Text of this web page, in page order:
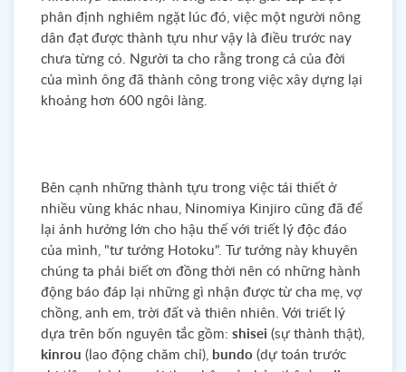
phân định nghiêm ngặt lúc đó, việc một người nông
dân đạt được thành tựu như vậy là điều trước nay
chưa từng có. Người ta cho rằng trong cả của đời
của mình ông đã thành công trong việc xây dựng lại
khoảng hơn 600 ngôi làng.
Bên cạnh những thành tựu trong việc tái thiết ở
nhiều vùng khác nhau, Ninomiya Kinjiro cũng đã để
lại ảnh hưởng lớn cho hậu thế với triết lý độc đáo
của mình, "tư tưởng Hotoku". Tư tưởng này khuyên
chúng ta phải biết ơn đồng thời nên có những hành
động báo đáp lại những gì nhận được từ cha mẹ, vợ
chồng, anh em, trời đất và thiên nhiên. Với triết lý
dựa trên bốn nguyên tắc gồm: shisei (sự thành thật),
kinrou (lao động chăm chỉ), bundo (dự toán trước